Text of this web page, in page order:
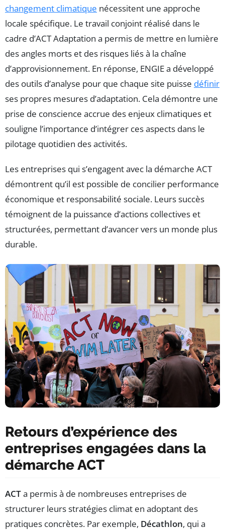
changement climatique nécessitent une approche
locale spécifique. Le travail conjoint réalisé dans le
cadre d’ACT Adaptation a permis de mettre en lumière
des angles morts et des risques liés à la chaîne
d’approvisionnement. En réponse, ENGIE a développé
des outils d’analyse pour que chaque site puisse définir
ses propres mesures d’adaptation. Cela démontre une
prise de conscience accrue des enjeux climatiques et
souligne l’importance d’intégrer ces aspects dans le
pilotage quotidien des activités.
Les entreprises qui s’engagent avec la démarche ACT
démontrent qu’il est possible de concilier performance
économique et responsabilité sociale. Leurs succès
témoignent de la puissance d’actions collectives et
structurées, permettant d’avancer vers un monde plus
durable.
Retours d’expérience des
entreprises engagées dans la
démarche ACT
ACTa permis à de nombreuses entreprises de
structurer leurs stratégies climat en adoptant des
pratiques concrètes. Par exemple, Décathlon, qui a